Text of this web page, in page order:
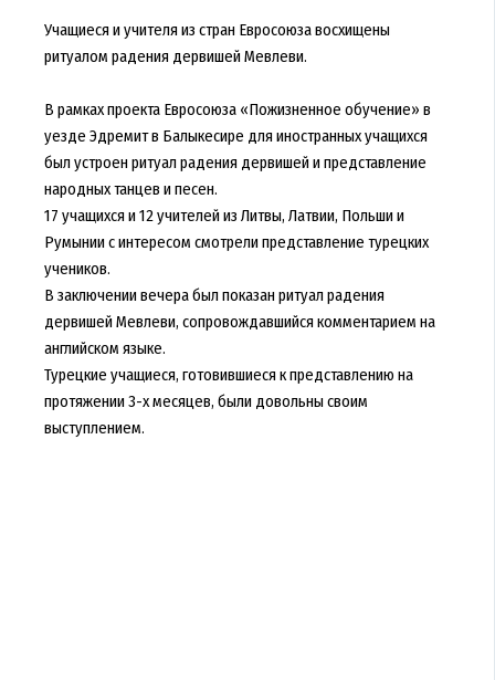
Учащиеся и учителя из стран Евросоюза восхищены
ритуалом радения дервишей Мевлеви.
В рамках проекта Евросоюза «Пожизненное обучение» в
уезде Эдремит в Балыкесире для иностранных учащихся
был устроен ритуал радения дервишей и представление
народных танцев и песен.
17 учащихся и 12 учителей из Литвы, Латвии, Польши и
Румынии с интересом смотрели представление турецких
учеников.
В заключении вечера был показан ритуал радения
дервишей Мевлеви, сопровождавшийся комментарием на
английском языке.
Турецкие учащиеся, готовившиеся к представлению на
протяжении 3-х месяцев, были довольны своим
выступлением.